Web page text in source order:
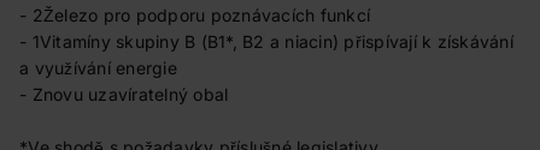
- 2Železo pro podporu poznávacích funkcí
- 1Vitamíny skupiny B (B1*, B2 a niacin) přispívají k získávání
a využívání energie
- Znovu uzavíratelný obal